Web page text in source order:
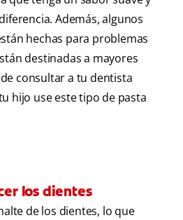
Además, algunos
hechas para problemas
destinadas a mayores
consultar a tu dentista
hijo use este tipo de pasta
los dientes
de los dientes, lo que